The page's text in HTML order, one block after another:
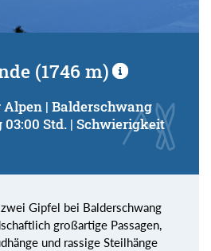
(1746 m)
| Balderschwang
03:00 Std. | Schwierigkeit
Gipfel bei Balderschwang
großartige Passagen,
und rassige Steilhänge